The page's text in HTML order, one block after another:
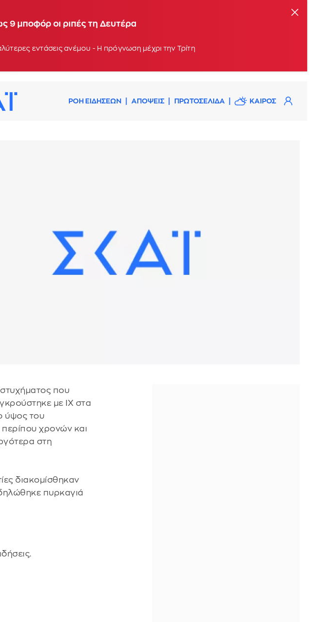
9 μποφόρ οι ριπές τη Δευτέρα
εντάσεις ανέμου - Η πρόγνωση μέχρι την Τρίτη
ΡΟΗ ΕΙΔΗΣΕΩΝ ΑΠΟΨΕΙΣ ΠΡΩΤΟΣΕΛΙΔΑ ΚΑΙΡΟΣ
που
με ΙΧ στα
ύψος του
χρονών και
στη
διακομίσθηκαν
πυρκαγιά